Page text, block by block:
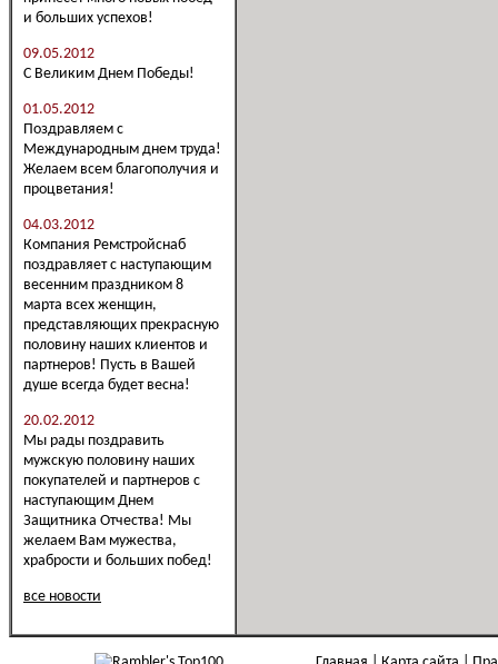
и больших успехов!
09.05.2012
С Великим Днем Победы!
01.05.2012
Поздравляем с
Международным днем труда!
Желаем всем благополучия и
процветания!
04.03.2012
Компания Ремстройснаб
поздравляет с наступающим
весенним праздником 8
марта всех женщин,
представляющих прекрасную
половину наших клиентов и
партнеров! Пусть в Вашей
душе всегда будет весна!
20.02.2012
Мы рады поздравить
мужскую половину наших
покупателей и партнеров с
наступающим Днем
Защитника Отчества! Мы
желаем Вам мужества,
храбрости и больших побед!
все новости